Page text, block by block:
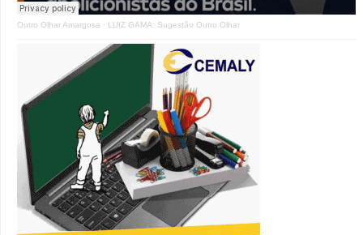
Outro Olhar Amargosa · LUIZ GAMA: Sugestão Outro Olhar